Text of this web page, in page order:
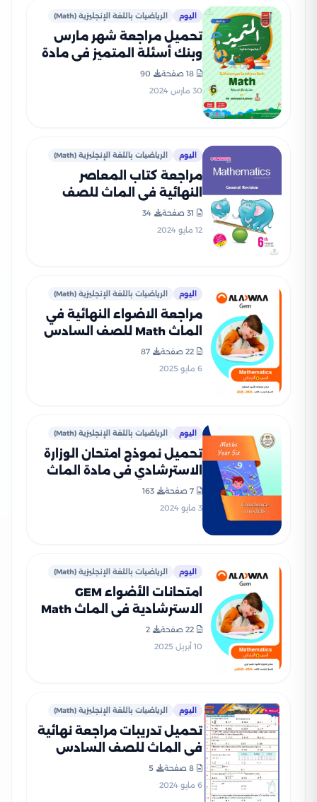
اليوم الرياضيات باللغة الإنجليزية (Math)
تحميل مراجعة شهر مارس
وبنك أسئلة المتميز في مادة
الابتدائي مع إجاباته
18 صفحة
90
30 مارس 2024
اليوم الرياضيات باللغة الإنجليزية (Math)
مراجعة كتاب المعاصر
النهائية في الماث للصف
السادس الابتدائي الترم الثاني
31 صفحة
34
12 مايو 2024
اليوم الرياضيات باللغة الإنجليزية (Math)
مراجعة الاضواء النهائية في
الماث Math للصف السادس
PDF بالاجابات
22 صفحة
87
6 مايو 2025
اليوم الرياضيات باللغة الإنجليزية (Math)
تحميل نموذج امتحان الوزارة
الاسترشادي في مادة الماث
Math للصف السادس
الابتدائي الترم الثاني 2024
7 صفحة
163
3 مايو 2024
اليوم الرياضيات باللغة الإنجليزية (Math)
امتحانات الأضواء GEM
الاسترشادية في الماث Math
لسادسه ابتدائي على مقرر
شهر أبريل 2025 بصيغة PDF
22 صفحة
2
10 أبريل 2025
اليوم الرياضيات باللغة الإنجليزية (Math)
تحميل تدريبات مراجعة نهائية
في الماث للصف السادس
الابتدائي الفصل الدراسي
الثاني
8 صفحة
5
6 مايو 2024